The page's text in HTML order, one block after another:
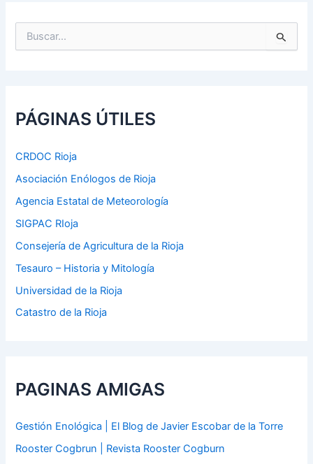
p
o
:
PÁGINAS ÚTILES
CRDOC Rioja
Asociación Enólogos de Rioja
Agencia Estatal de Meteorología
SIGPAC RIoja
Consejería de Agricultura de la Rioja
Tesauro – Historia y Mitología
Universidad de la Rioja
Catastro de la Rioja
PAGINAS AMIGAS
Gestión Enológica | El Blog de Javier Escobar de la Torre
Rooster Cogbrun | Revista Rooster Cogburn